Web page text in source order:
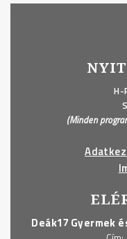
H-
(Minden
Deák17 Gyermek